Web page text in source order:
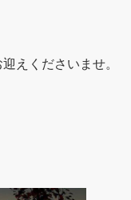
えくださいませ。